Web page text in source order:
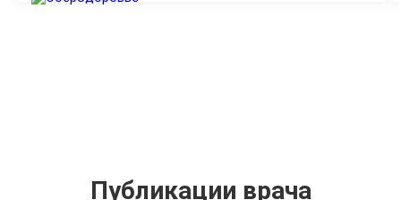
Публикации врача